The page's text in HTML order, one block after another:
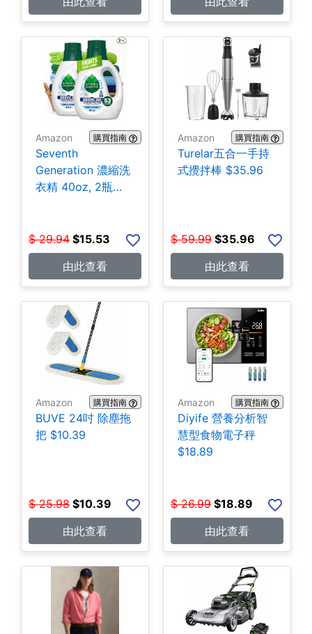
Amazon 購買指南
Seventh
Generation 濃縮洗
衣精 40oz, 2瓶
$ 29.94 $15.53
由此查看
Amazon 購買指南
Turelar五合一手持
式攪拌棒 $35.96
$ 59.99 $35.96
由此查看
Amazon 購買指南
BUVE 24吋 除塵拖
把 $10.39
$ 25.98 $10.39
由此查看
Amazon 購買指南
Diyife 營養分析智
慧型食物電子秤
$18.89
$ 26.99 $18.89
由此查看